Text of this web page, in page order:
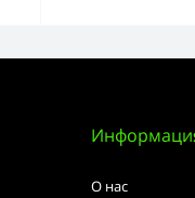
О нас